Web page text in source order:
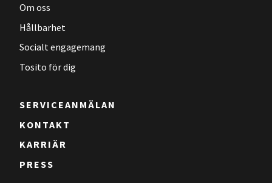
Om oss
Hållbarhet
Socialt engagemang
Tosito för dig
SERVICEANMÄLAN
KONTAKT
KARRIÄR
PRESS